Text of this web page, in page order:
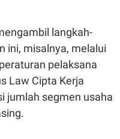
langkah-
ini, misalnya, melalui
pelaksana
Law Cipta Kerja
jumlah segmen usaha